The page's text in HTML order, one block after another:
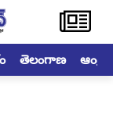
తెలంగాణ